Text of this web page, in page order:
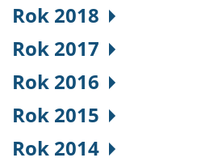
Rok 2018
Rok 2017
Rok 2016
Rok 2015
Rok 2014